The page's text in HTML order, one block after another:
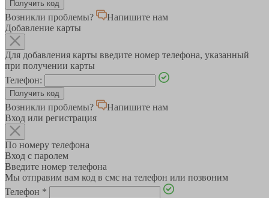
Возникли проблемы?
Напишите нам
Добавление карты
Для добавления карты введите номер телефона, указанный
при получении карты
Телефон:
Возникли проблемы?
Напишите нам
Вход или регистрация
По номеру телефона
Вход с паролем
Введите номер телефона
Мы отправим вам код в смс на телефон или позвоним
Телефон *